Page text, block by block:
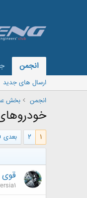
انجمن
ارسال های جدید
انجمن
بخش
1
2
بعدی
قوی